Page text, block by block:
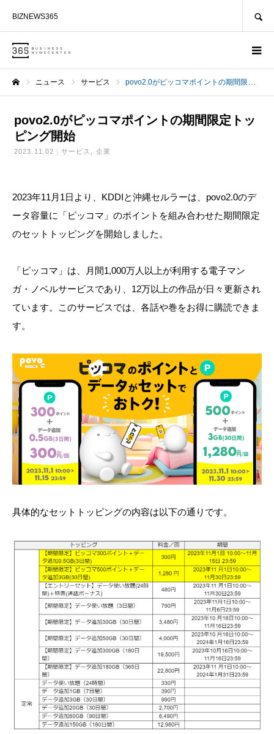
BIZNEWS365
ニュース サービス povo2.0がピッコマポイントの期間限定トッピング開始
povo2.0がピッコマポイントの期間限定トッ
ピング開始
2023.11.02 サービス 企業
2023年11月1日より、KDDIと沖縄セルラーは、povo2.0のデ
ータ容量に「ピッコマ」のポイントを組み合わせた期間限定
のセットトッピングを開始しました。
「ピッコマ」は、月間1,000万人以上が利用する電子マン
ガ・ノベルサービスであり、12万以上の作品が日々更新され
ています。このサービスでは、各話や巻をお得に購読できま
す。
具体的なセットトッピングの内容は以下の通りです。